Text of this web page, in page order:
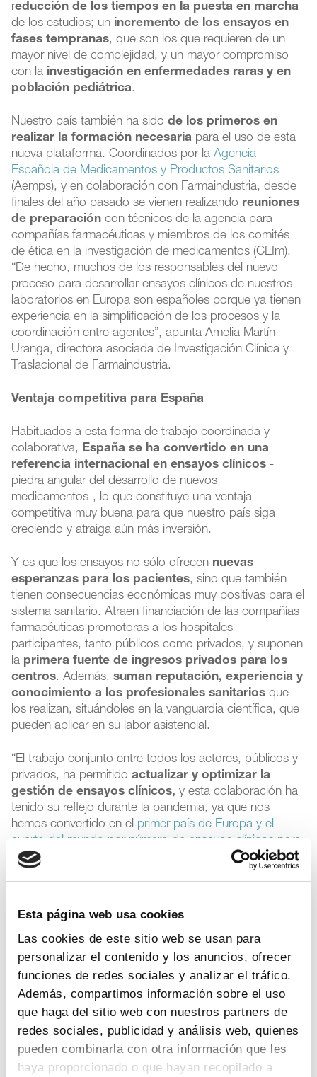
Esta página web usa cookies
Las cookies de este sitio web se usan para
personalizar el contenido y los anuncios, ofrecer
funciones de redes sociales y analizar el tráfico.
Además, compartimos información sobre el uso
que haga del sitio web con nuestros partners de
redes sociales, publicidad y análisis web, quienes
pueden combinarla con otra información que les
haya proporcionado o que hayan recopilado a
reducción de los tiempos en la puesta en marcha
de los estudios; un incremento de los ensayos en
fases tempranas, que son los que requieren de un
mayor nivel de complejidad, y un mayor compromiso
con la investigación en enfermedades raras y en
población pediátrica.
Nuestro país también ha sidode los primeros en
realizar la formación necesaria para el uso de esta
nueva plataforma. Coordinados por laAgencia
Española de Medicamentos y Productos Sanitarios
(Aemps), y en colaboración con Farmaindustria, desde
finales del año pasado se vienen realizando reuniones
de preparación con técnicos de la agencia para
compañías farmacéuticas y miembros de los comités
de ética en la investigación de medicamentos (CEIm).
“De hecho, muchos de los responsables del nuevo
proceso para desarrollar ensayos clínicos de nuestros
laboratorios en Europa son españoles porque ya tienen
experiencia en la simplificación de los procesos y la
coordinación entre agentes”, apunta Amelia Martín
Uranga, directora asociada de Investigación Clínica y
Traslacional de Farmaindustria.
Ventaja competitiva para España
Habituados a esta forma de trabajo coordinada y
colaborativa, España se ha convertido en una
referencia internacional en ensayos clínicos -
piedra angular del desarrollo de nuevos
medicamentos-, lo que constituye una ventaja
competitiva muy buena para que nuestro país siga
creciendo y atraiga aún más inversión.
Y es que los ensayos no sólo ofrecen nuevas
esperanzas para los pacientes, sino que también
tienen consecuencias económicas muy positivas para el
sistema sanitario. Atraen financiación de las compañías
farmacéuticas promotoras a los hospitales
participantes, tanto públicos como privados, y suponen
la primera fuente de ingresos privados para los
centros. Además,suman reputación, experiencia y
conocimiento a los profesionales sanitarios que
los realizan, situándoles en la vanguardia científica, que
pueden aplicar en su labor asistencial.
“El trabajo conjunto entre todos los actores, públicos y
privados, ha permitidoactualizar y optimizar la
gestión de ensayos clínicos, y esta colaboración ha
tenido su reflejo durante la pandemia, ya que nos
hemos convertido en el primer país de Europa y el
cuarto del mundo por número de ensayos clínicos para
la Covid-19
”, recuerda Martín Uranga. “Hoy hay en
3.500 ensayos clínicos
Otra prueba de la capacidad de España en
investigación clínica es que, en algunos de los ensayos
internacionales con participación española, según los
datos de las propias compañías, nuestro país ha sido
primero en poner en marcha el proyecto de
investigación
, en tiempo récord, e incluso en algún
caso el primer paciente en entrar en el ensayo
clínico ha sido español.